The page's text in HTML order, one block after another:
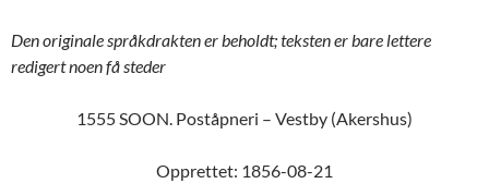
Den originale språkdrakten er beholdt; teksten er bare lettere
redigert noen få steder
1555 SOON. Poståpneri – Vestby (Akershus)
Opprettet: 1856-08-21